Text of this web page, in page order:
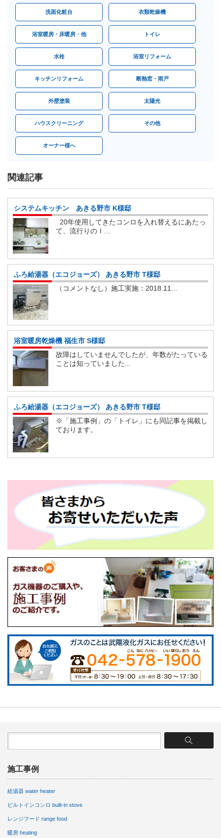
洗面化粧台 衣類乾燥機
浴室暖房・床暖房・他 トイレ
水栓 浴室リフォーム
キッチンリフォーム 断熱窓・雨戸
外壁塗装 太陽光
ハウスクリーニング その他
オーナー様へ
関連記事
システムキッチン あきる野市 K様邸
20年使用してきたコンロを入れ替えるにあたっ
て、流行りのＩ...
ふろ給湯器（エコジョーズ） あきる野市 T様邸
（コメントなし）施工実施：2018.11...
浴室暖房乾燥機 福生市 S様邸
故障はしていませんでしたが、年数がたっている
ことは知っていました...
ふろ給湯器（エコジョーズ） あきる野市 T様邸
※「施工事例」の「トイレ」にも同記事を掲載し
ております。
施工事例
給湯器 water heater
ビルトインコンロ built-in stove
レンジフード range food
暖房 heating